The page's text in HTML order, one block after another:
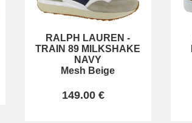
RALPH LAUREN -
TRAIN 89 MILKSHAKE
NAVY
Mesh Beige
149.00 €